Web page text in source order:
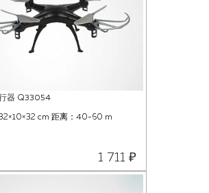
器 Q33054
cm 距离：40-60 m
1 711 ₽